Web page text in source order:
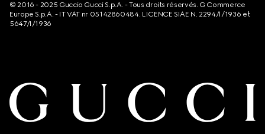
© 2016 - 2025 Guccio Gucci S.p.A. - Tous droits réservés. G Commerce
Europe S.p.A. - IT VAT nr 05142860484. LICENCE SIAE N. 2294/I/1936 et
5647/I/1936